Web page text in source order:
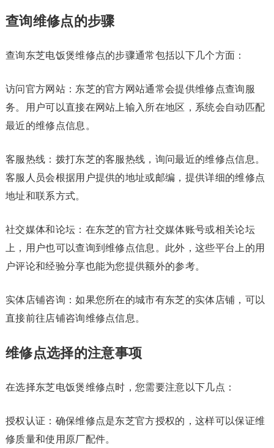
查询维修点的步骤
查询东芝电饭煲维修点的步骤通常包括以下几个方面：
访问官方网站：东芝的官方网站通常会提供维修点查询服
务。用户可以直接在网站上输入所在地区，系统会自动匹配
最近的维修点信息。
客服热线：拨打东芝的客服热线，询问最近的维修点信息。
客服人员会根据用户提供的地址或邮编，提供详细的维修点
地址和联系方式。
社交媒体和论坛：在东芝的官方社交媒体账号或相关论坛
上，用户也可以查询到维修点信息。此外，这些平台上的用
户评论和经验分享也能为您提供额外的参考。
实体店铺咨询：如果您所在的城市有东芝的实体店铺，可以
直接前往店铺咨询维修点信息。
维修点选择的注意事项
在选择东芝电饭煲维修点时，您需要注意以下几点：
授权认证：确保维修点是东芝官方授权的，这样可以保证维
修质量和使用原厂配件。